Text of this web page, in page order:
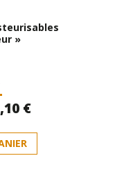
produit
»
€Plage
prix :
2,50 €
Ce